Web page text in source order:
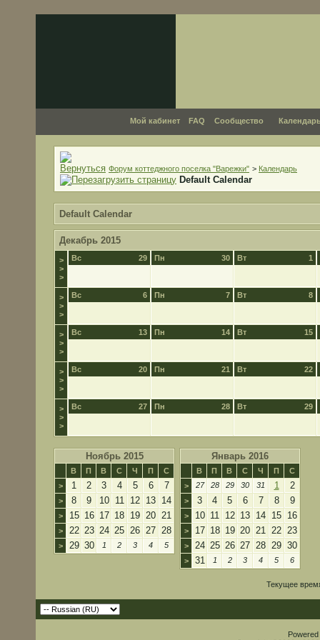
Мой кабинет FAQ Сообщество
Форум коттеджного поселка "Варежки" > Календарь
Default Calendar
Default Calendar
Декабрь 2015
>
>
>
29
Вс 30
Пн 1
Вт
>
>
>
6
Вс 7
Пн 8
Вт
>
>
>
13
Вс 14
Пн 15
Вт
>
>
>
20
Вс 21
Пн 22
Вт
>
>
>
27
Вс 28
Пн 29
Вт
Ноябрь 2015
В П В С Ч П
С
>
1 2 3 4 5 6 7
> 8 9 10 11 12 13 14
> 15 16 17 18 19 20 21
> 22 23 24 25 26 27 28
> 29 30 1 2 3 4 5
Январь 2016
В П В С Ч П
С
>
27 28 29 30 31 1 2
> 3 4 5 6 7 8 9
> 10 11 12 13 14 15 16
> 17 18 19 20 21 22 23
> 24 25 26 27 28 29 30
> 31 1 2 3 4 5 6
Текущее